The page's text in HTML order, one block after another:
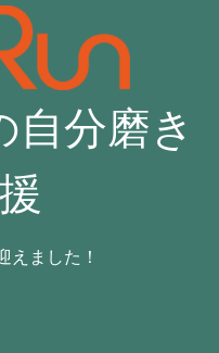
自分磨き
えました！